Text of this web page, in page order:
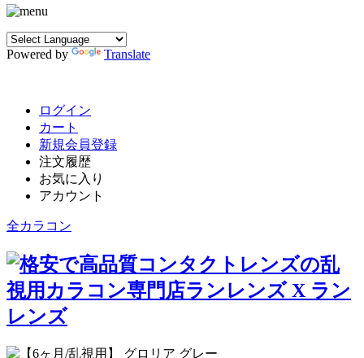
Powered by Translate
ログイン
カート
新規会員登録
注文履歴
お気に入り
アカウント
全カラコン